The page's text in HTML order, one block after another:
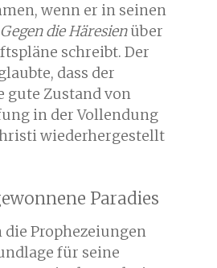
wenn er in seinen
Gegen die Häresienüber
schreibt. Der
dass der
gute Zustand von
in der Vollendung
wiederhergestellt
Paradies
Prophezeiungen
für seine